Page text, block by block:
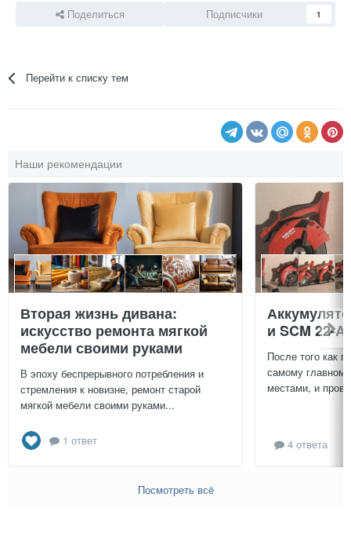
Поделиться Подписчики 1
Перейти к списку тем
Наши рекомендации
Вторая жизнь дивана:
искусство ремонта мягкой
мебели своими руками
В эпоху беспрерывного потребления и
стремления к новизне, ремонт старой
мягкой мебели своими руками...
1 ответ
и SCM 22-A
После того как
самому
местами, и
4 ответа
Посмотреть всё